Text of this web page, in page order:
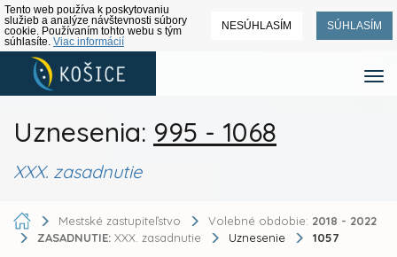
Tento web používa k poskytovaniu
služieb a analýze návštevnosti súbory
cookie. Používaním tohto webu s tým
súhlasíte. Viac informácií
NESÚHLASÍM SÚHLASÍM
Uznesenia: 995 - 1068
XXX. zasadnutie
Mestské zastupiteľstvo Volebné obdobie: 2018 - 2022
ZASADNUTIE: XXX. zasadnutie Uznesenie 1057